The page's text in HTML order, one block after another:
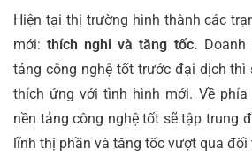
Hiện tại thị trường hình thành các
mới:thích nghi và tăng tốc.
tảng công nghệ tốt trước đại dịch thì
thích ứng với tình hình mới. Về
nền tảng công nghệ tốt sẽ tập trung
lĩnh thị phần và tăng tốc vượt qua đối